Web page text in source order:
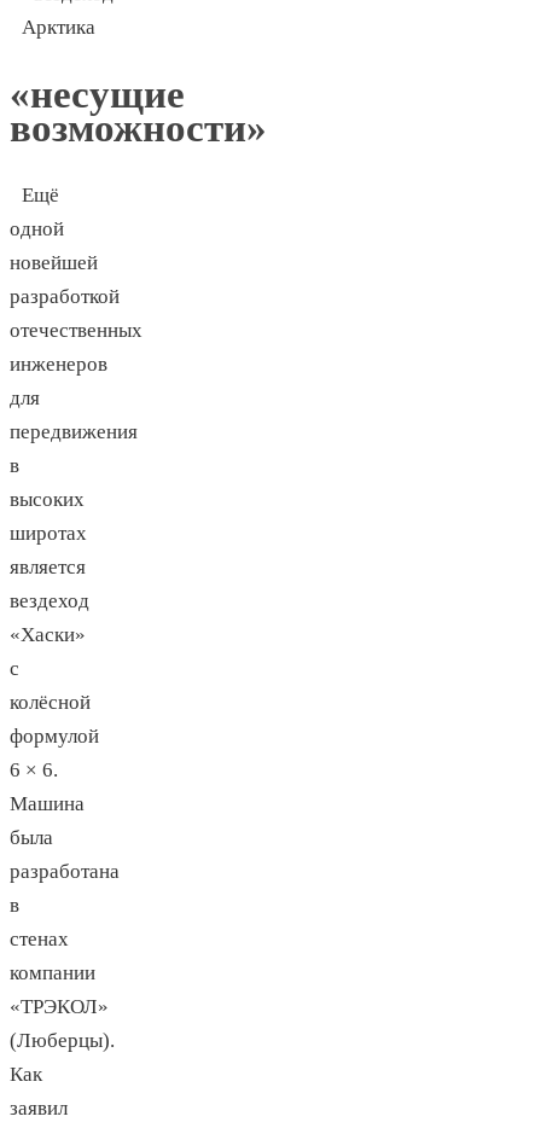
«несущие
возможности»
Ещё
одной
новейшей
разработкой
отечественных
инженеров
для
передвижения
в
высоких
широтах
является
вездеход
«Хаски»
с
колёсной
формулой
6 × 6.
Машина
была
разработана
в
стенах
компании
«ТРЭКОЛ»
(Люберцы).
Как
заявил